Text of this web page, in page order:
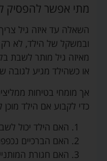
מתי אפשר להפסיק
השאלה עד איזה גיל
ובמשקל של הילד, לא רק
או כשהילד מגיע לגובה של 1.45
אך מומחי בטיחות
כדי לקבוע אם הילד
האם הילד יכול
האם הברכיים
האם חגורת